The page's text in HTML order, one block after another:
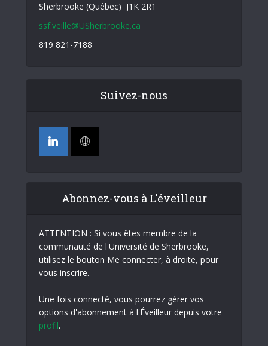
Sherbrooke (Québec) J1K 2R1
ssf.veille@USherbrooke.ca
819 821-7188
Suivez-nous
Abonnez-vous à L'éveilleur
ATTENTION : Si vous êtes membre de la
communauté de l'Université de Sherbrooke,
utilisez le bouton Me connecter, à droite, pour
vous inscrire.
Une fois connecté, vous pourrez gérer vos
options d'abonnement à l'Éveilleur depuis votre
profil.